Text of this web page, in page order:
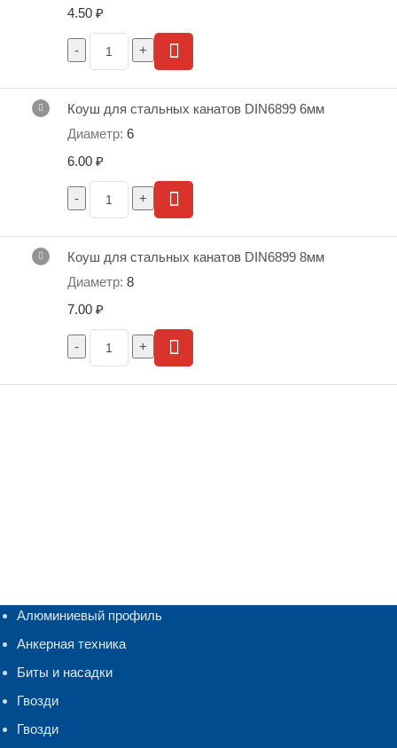
4.50 ₽
Коуш для стальных канатов DIN6899 6мм
6
6.00 ₽
Коуш для стальных канатов DIN6899 8мм
8
7.00 ₽
Алюминиевый профиль
Анкерная техника
Биты и насадки
Гвозди
Гвозди